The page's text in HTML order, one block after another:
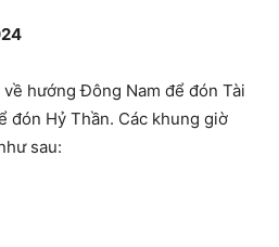
hướng Đông Nam để đón Tài
đón Hỷ Thần. Các khung giờ
sau: